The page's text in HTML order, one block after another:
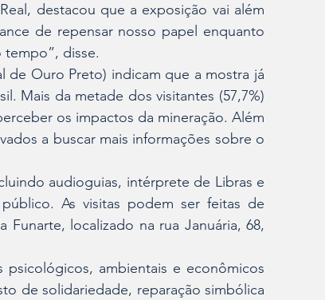
destacou que a exposição vai além
de repensar nosso papel enquanto
disse.
de Ouro Preto) indicam que a mostra já
Mais da metade dos visitantes (57,7%)
os impactos da mineração. Além
a buscar mais informações sobre o
audioguias, intérprete de Libras e
As visitas podem ser feitas de
localizado na rua Januária, 68,
ambientais e econômicos
de solidariedade, reparação simbólica